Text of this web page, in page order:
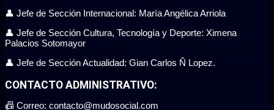
👤 Jefe de Sección Internacional: María Angélica Arriola
👤 Jefe de Sección Cultura, Tecnología y Deporte: Ximena
Palacios Sotomayor
👤 Jefe de Sección Actualidad: Gian Carlos Ñ Lopez.
CONTACTO ADMINISTRATIVO:
📠 Correo: contacto@mudosocial.com